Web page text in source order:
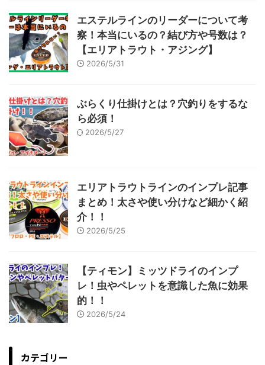
エステルラインのリーダーについて考
察！本当にいるの？結び方や号数は？
【エリアトラウト・アジング】
2026/5/31
ぶらくり仕掛けとは？穴釣りをするな
ら必須！
2026/5/27
エリアトラウトラインのインプレ記事
まとめ！太さや使い分けなど細かく紹
介！！
2026/5/25
【ティモン】ミッツドライのインプ
レ！虫やペレットを意識した魚に効果
的！！
2026/5/24
カテゴリー